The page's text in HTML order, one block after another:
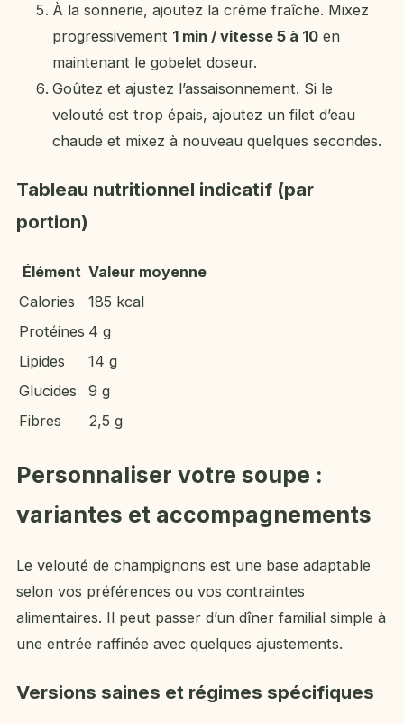
À la sonnerie, ajoutez la crème fraîche. Mixez
progressivement 1 min / vitesse 5 à 10 en
maintenant le gobelet doseur.
Goûtez et ajustez l’assaisonnement. Si le
velouté est trop épais, ajoutez un filet d’eau
chaude et mixez à nouveau quelques secondes.
Tableau nutritionnel indicatif (par
portion)
Élément Valeur moyenne
Calories
185 kcal
Protéines 4 g
Lipides
14 g
Glucides
9 g
Fibres
2,5 g
Personnaliser votre soupe :
variantes et accompagnements
Le velouté de champignons est une base adaptable
selon vos préférences ou vos contraintes
alimentaires. Il peut passer d’un dîner familial simple à
une entrée raffinée avec quelques ajustements.
Versions saines et régimes spécifiques